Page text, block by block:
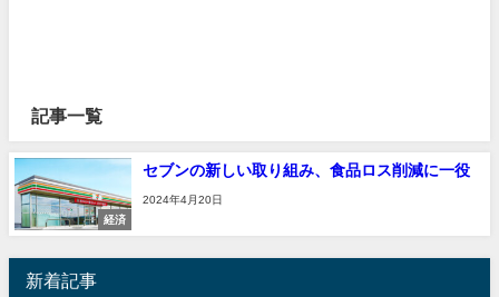
記事一覧
経済
セブンの新しい取り組み、食品ロス削減に一役
2024年4月20日
新着記事